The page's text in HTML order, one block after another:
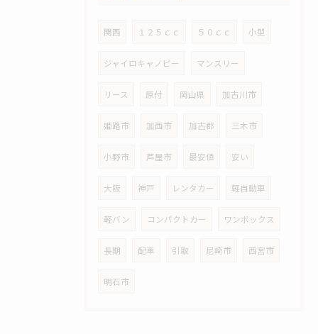
関西 １２５ｃｃ ５０ｃｃ 小型
ジャイロキャノピー マンスリー
リース 原付 岡山県 加古川市
姫路市 加西市 加古郡 三木市
小野市 芦屋市 最安値 安い
大阪 神戸 レンタカー 軽自動車
軽バン コンパクトカー ワンボックス
長期 配車 引取 尼崎市 西宮市
明石市